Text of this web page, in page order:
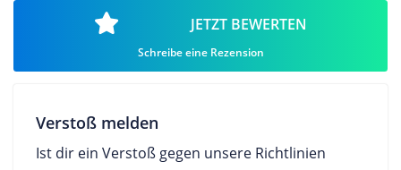
JETZT BEWERTEN
Schreibe eine Rezension
Verstoß melden
Ist dir ein Verstoß gegen unsere Richtlinien